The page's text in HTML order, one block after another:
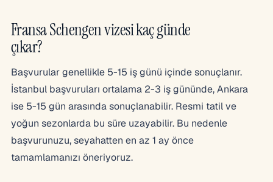
Fransa Schengen vizesi kaç günde
çıkar?
Başvurular genellikle 5-15 iş günü içinde sonuçlanır.
İstanbul başvuruları ortalama 2-3 iş gününde, Ankara
ise 5-15 gün arasında sonuçlanabilir. Resmi tatil ve
yoğun sezonlarda bu süre uzayabilir. Bu nedenle
başvurunuzu, seyahatten en az 1 ay önce
tamamlamanızı öneriyoruz.